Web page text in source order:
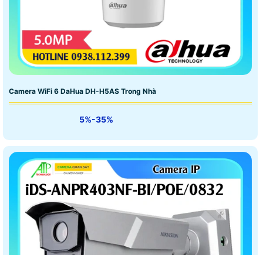
Camera WiFi 6 DaHua DH-H5AS Trong Nhà
5%-35%